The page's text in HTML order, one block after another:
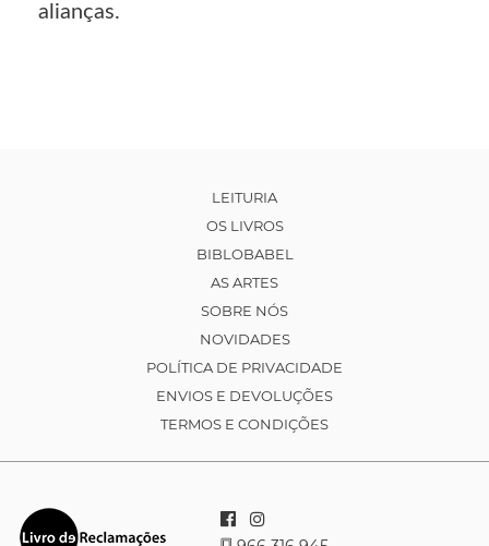
alianças.
LEITURIA
OS LIVROS
BIBLOBABEL
AS ARTES
SOBRE NÓS
NOVIDADES
POLÍTICA DE PRIVACIDADE
ENVIOS E DEVOLUÇÕES
TERMOS E CONDIÇÕES